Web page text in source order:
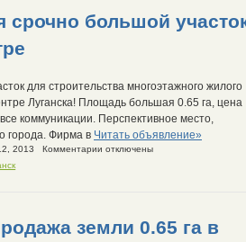
срочно большой
для строительства многоэтажного жилого
Луганска! Площадь большая 0.65 га, цена
коммуникации. Перспективное место,
города. Фирма в Читать объявление»
2013
Комментарии отключены
земли 0.65 га в